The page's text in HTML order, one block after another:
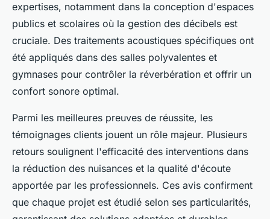
expertises, notamment dans la conception d'espaces
publics et scolaires où la gestion des décibels est
cruciale. Des traitements acoustiques spécifiques ont
été appliqués dans des salles polyvalentes et
gymnases pour contrôler la réverbération et offrir un
confort sonore optimal.
Parmi les meilleures preuves de réussite, les
témoignages clients jouent un rôle majeur. Plusieurs
retours soulignent l'efficacité des interventions dans
la réduction des nuisances et la qualité d'écoute
apportée par les professionnels. Ces avis confirment
que chaque projet est étudié selon ses particularités,